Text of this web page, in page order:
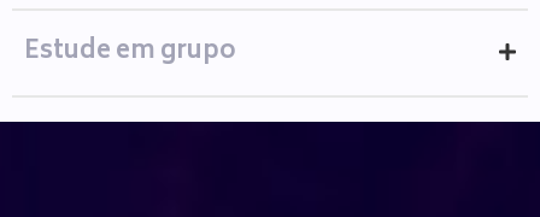
Estude em grupo